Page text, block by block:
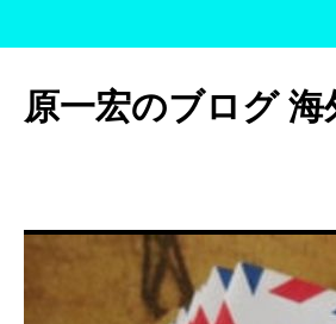
テ
ン
ッ
原一宏のブログ